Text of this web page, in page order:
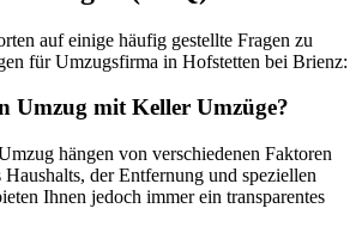
auf einige häufig gestellte Fragen zu
für Umzugsfirma in Hofstetten bei Brienz:
Umzug mit Keller Umzüge?
hängen von verschiedenen Faktoren
der Entfernung und speziellen
Ihnen jedoch immer ein transparentes